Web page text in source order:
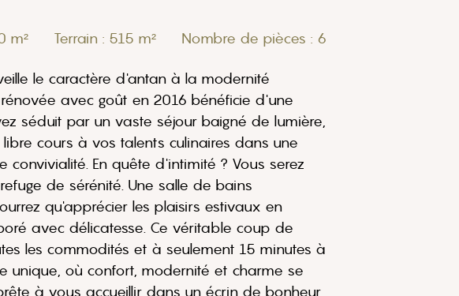
m² Terrain : 515 m² Nombre de pièces : 6
le caractère d'antan à la modernité
avec goût en 2016 bénéficie d'une
séduit par un vaste séjour baigné de lumière,
cours à vos talents culinaires dans une
En quête d'intimité ? Vous serez
de sérénité. Une salle de bains
qu'apprécier les plaisirs estivaux en
avec délicatesse. Ce véritable coup de
les commodités et à seulement 15 minutes à
unique, où confort, modernité et charme se
à vous accueillir dans un écrin de bonheur